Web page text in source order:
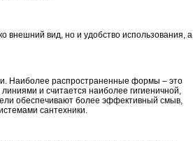
внешний вид, но и удобство использования, а
Наиболее распространенные формы – это
и считается наиболее гигиеничной,
обеспечивают более эффективный смыв,
сантехники.